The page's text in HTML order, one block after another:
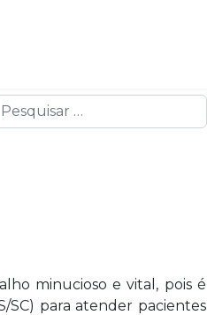
minucioso e vital, pois é
SC) para atender pacientes